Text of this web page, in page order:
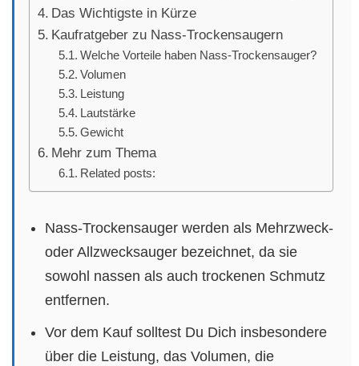
Das Wichtigste in Kürze
Kaufratgeber zu Nass-Trockensaugern
Welche Vorteile haben Nass-Trockensauger?
Volumen
Leistung
Lautstärke
Gewicht
Mehr zum Thema
Related posts:
Nass-Trockensauger werden als Mehrzweck-
oder Allzwecksauger bezeichnet, da sie
sowohl nassen als auch trockenen Schmutz
entfernen.
Vor dem Kauf solltest Du Dich insbesondere
über die Leistung, das Volumen, die